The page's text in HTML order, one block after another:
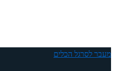
מעבר לסרגל הכלים